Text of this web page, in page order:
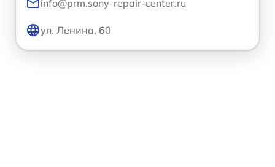
info@prm.sony-repair-center.ru
ул. Ленина, 60